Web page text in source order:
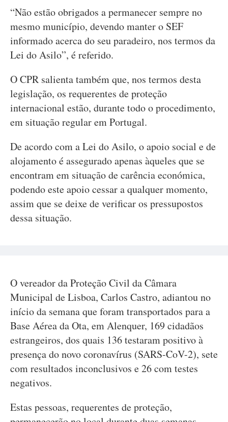
“Não estão obrigados a permanecer sempre no
mesmo município, devendo manter o SEF
informado acerca do seu paradeiro, nos termos da
Lei do Asilo”, é referido.
O CPR salienta também que, nos termos desta
legislação, os requerentes de proteção
internacional estão, durante todo o procedimento,
em situação regular em Portugal.
De acordo com a Lei do Asilo, o apoio social e de
alojamento é assegurado apenas àqueles que se
encontram em situação de carência económica,
podendo este apoio cessar a qualquer momento,
assim que se deixe de verificar os pressupostos
dessa situação.
O vereador da Proteção Civil da Câmara
Municipal de Lisboa, Carlos Castro, adiantou no
início da semana que foram transportados para a
Base Aérea da Ota, em Alenquer, 169 cidadãos
estrangeiros, dos quais 136 testaram positivo à
presença do novo coronavírus (SARS-CoV-2), sete
com resultados inconclusivos e 26 com testes
negativos.
Estas pessoas, requerentes de proteção,